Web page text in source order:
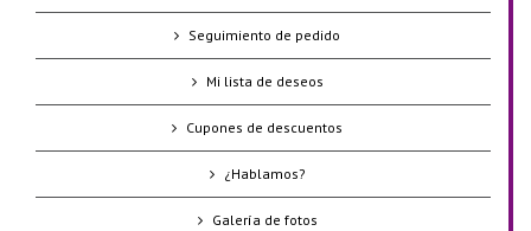
Seguimiento de pedido
Mi lista de deseos
Cupones de descuentos
¿Hablamos?
Galería de fotos